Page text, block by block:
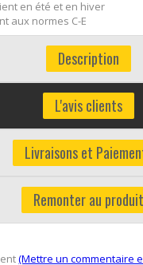
en été et en hiver
aux normes C-E
Description
L'avis clients
Livraisons et
Remonter au produit
(Mettre un commentaire